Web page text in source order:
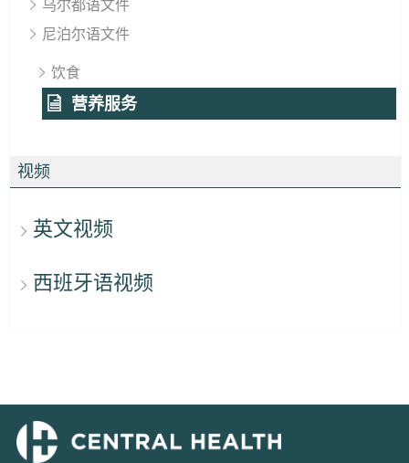
乌尔都语文件
尼泊尔语文件
饮食
营养服务
视频
英文视频
西班牙语视频